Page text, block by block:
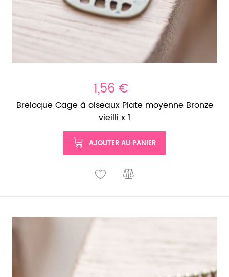
1,56 €
Breloque Cage à oiseaux Plate moyenne Bronze
vieilli x 1
AJOUTER AU PANIER